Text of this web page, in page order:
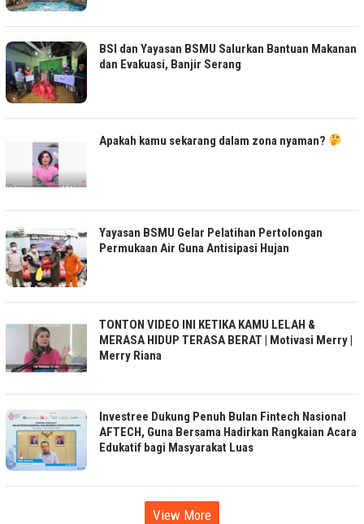
BSI dan Yayasan BSMU Salurkan Bantuan Makanan
dan Evakuasi, Banjir Serang
Apakah kamu sekarang dalam zona nyaman?
Yayasan BSMU Gelar Pelatihan Pertolongan
Permukaan Air Guna Antisipasi Hujan
TONTON VIDEO INI KETIKA KAMU LELAH &
MERASA HIDUP TERASA BERAT | Motivasi Merry |
Merry Riana
Investree Dukung Penuh Bulan Fintech Nasional
AFTECH, Guna Bersama Hadirkan Rangkaian Acara
Edukatif bagi Masyarakat Luas
View More